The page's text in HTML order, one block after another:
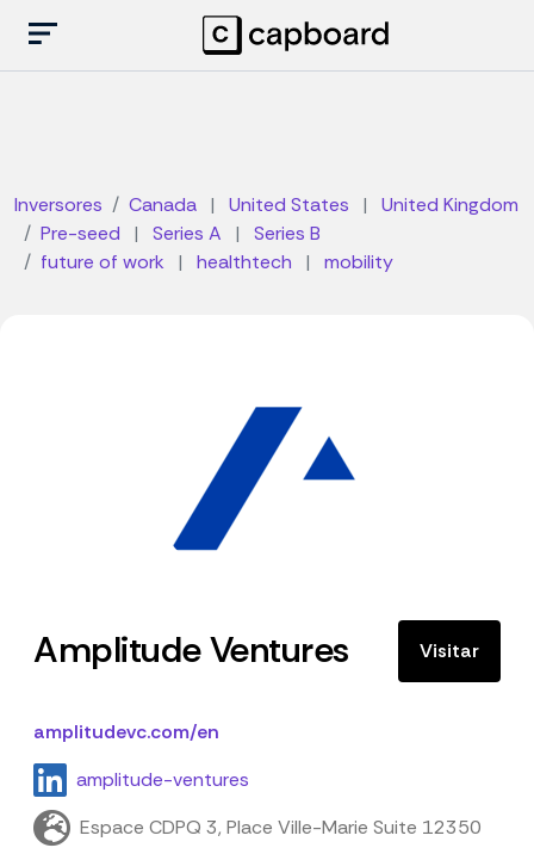
Inversores Canada | United States |
United Kingdom
Pre-seed
| Series A |
Series B
future of work
| healthtech | mobility
Amplitude Ventures Visitar
amplitudevc.com/en
amplitude-ventures
Espace CDPQ 3, Place Ville-Marie Suite 12350